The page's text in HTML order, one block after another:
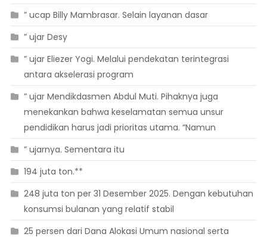
” ucap Billy Mambrasar. Selain layanan dasar
” ujar Desy
” ujar Eliezer Yogi. Melalui pendekatan terintegrasi
antara akselerasi program
” ujar Mendikdasmen Abdul Muti. Pihaknya juga
menekankan bahwa keselamatan semua unsur
pendidikan harus jadi prioritas utama. “Namun
” ujarnya. Sementara itu
194 juta ton.**
248 juta ton per 31 Desember 2025. Dengan kebutuhan
konsumsi bulanan yang relatif stabil
25 persen dari Dana Alokasi Umum nasional serta